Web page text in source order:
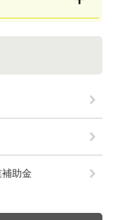
助金